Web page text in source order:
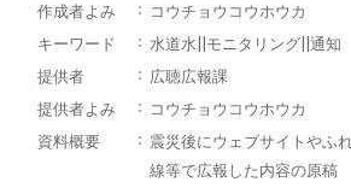
作成者よみ
コウチョウコウホウカ
キーワード
水道水||モニタリング||通知
提供者
広聴広報課
提供者よみ
コウチョウコウホウカ
資料概要
震災後にウェブサイトやふ
線等で広報した内容の原稿